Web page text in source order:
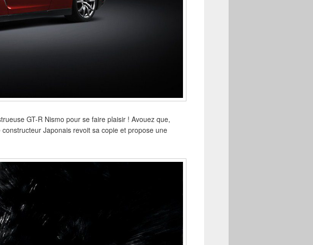
GT-R Nismo pour se faire plaisir ! Avouez que,
Japonais revoit sa copie et propose une